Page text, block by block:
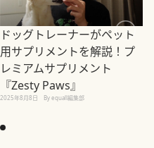
ドッグトレーナーがペット
用サプリメントを解説！プ
レミアムサプリメント
『Zesty Paws』
2025年8月8日 By equall編集部